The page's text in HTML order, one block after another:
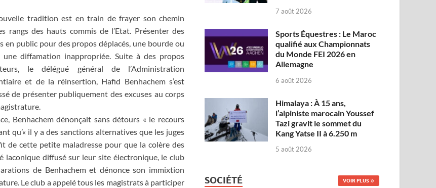
tradition est en train de frayer son chemin
rangs des hauts commis de l’Etat. Présenter des
en public pour des propos déplacés, une bourde ou
une diffamation inappropriée. Suite à des propos
le délégué général de l’Administration
et de la réinsertion, Hafid Benhachem s’est
de présenter publiquement des excuses au corps
Benhachem dénonçait sans détours « le recours
qu’« il y a des sanctions alternatives que les juges
de cette petite maladresse pour que la colère des
laconique diffusé sur leur site électronique, le club
de Benhachem et dénonce son immixtion
Le club a appelé tous les magistrats à participer
7 août 2026
Sports Équestres : Le Maroc
qualifié aux Championnats
du Monde FEI 2026 en
Allemagne
6 août 2026
Himalaya : À 15 ans,
l’alpiniste marocain Youssef
Tazi gravit le sommet du
Kang Yatse II à 6.250 m
5 août 2026
SOCIÉTÉ VOIR PLUS